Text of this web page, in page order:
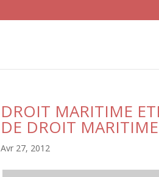
DROIT MARITIME
DE DROIT MARITIME
Avr 27, 2012